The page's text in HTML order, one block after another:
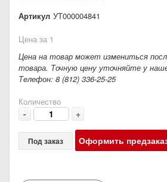
Артикул УТ000004841
Цена за 1
Цена на товар может измениться
товара. Точную цену уточняйте у
Телефон: 8 (812) 336-25-25
Количество
- +
Под заказ Оформить